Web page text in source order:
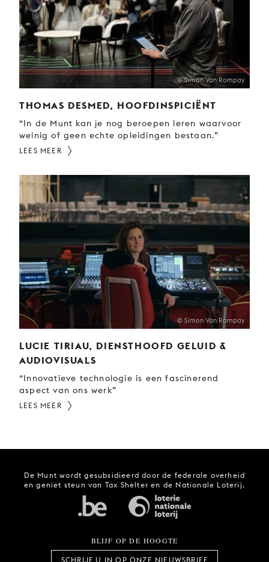
© Simon Van Rompay
THOMAS DESMED, HOOFDINSPICIËNT
“In de Munt kan je nog beroepen leren waarvoor
weinig of geen echte opleidingen bestaan.”
LEES MEER
© Simon Van Rompay
LUCIE TIRIAU, DIENSTHOOFD GELUID &
AUDIOVISUALS
“Innovatieve technologie is een fascinerend
aspect van ons werk”
LEES MEER
De Munt wordt gesubsidieerd door de federale overheid
en geniet steun van Tax Shelter en de Nationale Loterij.
BLIJF OP DE HOOGTE
SCHRIJF U IN OP ONZE NIEUWSBRIEF